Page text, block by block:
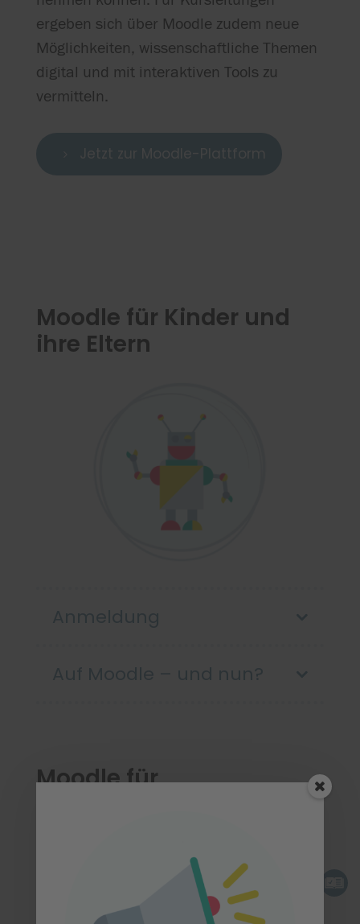
ergeben sich über Moodle zudem neue
Möglichkeiten, wissenschaftliche Themen
digital und mit interaktiven Tools zu
vermitteln.
Moodle für Kinder und
ihre Eltern
Moodle für